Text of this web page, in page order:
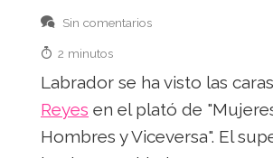
Sin comentarios
2 minutos
Labrador se ha visto las
Reyes en el plató de
Hombres y Viceversa". El